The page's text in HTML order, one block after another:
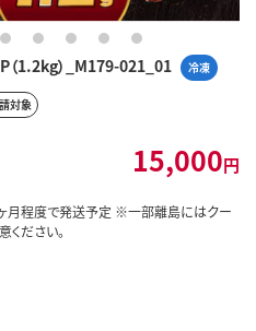
3P（1.2kg）_M179-021_01 冷凍
5 6 7 8 9
対象
15,000円
月程度で発送予定 ※一部離島にはクー
ださい。